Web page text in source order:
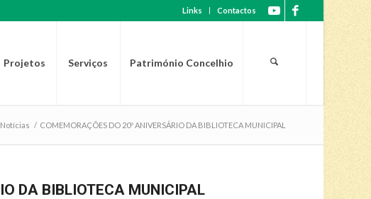
Links Contactos
Projetos Serviços Património Concelhio
Notícias / COMEMORAÇÕES DO 20º ANIVERSÁRIO DA BIBLIOTECA MUNICIPAL
DA BIBLIOTECA MUNICIPAL